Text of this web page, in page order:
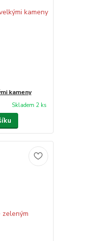
kameny
Skladem 2 ks